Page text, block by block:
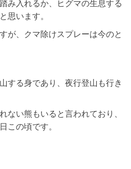
み入れるか、ヒグマの生息する
思います。
が、クマ除けスプレーは今のと
する身であり、夜行登山も行き
ない熊もいると言われており、
この頃です。